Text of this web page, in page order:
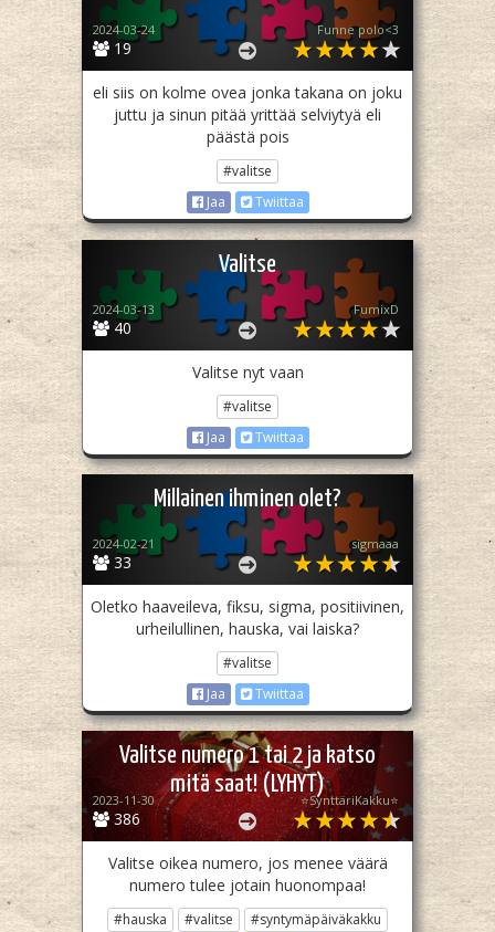
19
2024-03-24 Funne polo<3
eli siis on kolme ovea jonka takana on joku
juttu ja sinun pitää yrittää selviytyä eli
päästä pois
#valitse
Jaa
Twiittaa
Valitse
40
2024-03-13 FumixD
Valitse nyt vaan
#valitse
Jaa
Twiittaa
Millainen ihminen olet?
33
2024-02-21 sigmaaa
Oletko haaveileva, fiksu, sigma, positiivinen,
urheilullinen, hauska, vai laiska?
#valitse
Jaa
Twiittaa
Valitse numero 1 tai 2 ja katso
mitä saat! (LYHYT)
386
2023-11-30 ⭐SynttäriKakku⭐
Valitse oikea numero, jos menee väärä
numero tulee jotain huonompaa!
#hauska #valitse
#syntymäpäiväkakku